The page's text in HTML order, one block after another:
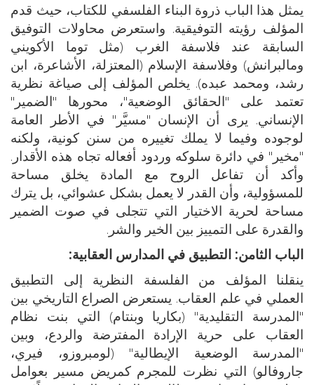
يمثل هذا الباب ذروة البناء الفلسفي للكتاب، حيث قدم
المؤلف رؤيته التوفيقية. واستعرض محاولات التوفيق
السابقة عند فلاسفة الغرب (مثل توما الأكويني
ومالبرانش) وفلاسفة الإسلام (المعتزلة، الأشاعرة، ابن
رشد، ومحمد عبده). يخلص المؤلف إلى صياغة نظرية
تعتمد على "الحقائق الوضعية"، محورها "الضمير"
الإنساني. يرى أن الإنسان "مسيَّر" في الأطر العامة
لوجوده وفيما لا يملك تغييره من سنن كونية، ولكنه
"مخير" في دائرة سلوكه وردود أفعاله تجاه هذه الأقدار.
وأكد أن تفاعل الروح مع المادة يخلق مساحة
للمسؤولية، وأن القدر لا يعمل بشكل عشوائي، بل يترك
مساحة لحرية الاختيار التي تتجلى في صوت الضمير
والقدرة على التمييز بين الخير والشر.
الباب الثامن: التطبيق في المدارس العقابية:
ينقلنا المؤلف من الفلسفة النظرية إلى التطبيق
العملي في علم العقاب. يستعرض الصراع التاريخي بين
"المدرسة التقليدية" (بكاريا وبنتام) التي بنت نظام
العقاب على حرية الإرادة المفترضة والردع، وبين
"المدرسة الوضعية الإيطالية" (لومبروزو، فيري،
جاروفالو) التي نظرت للمجرم كمريض مسير بعوامل